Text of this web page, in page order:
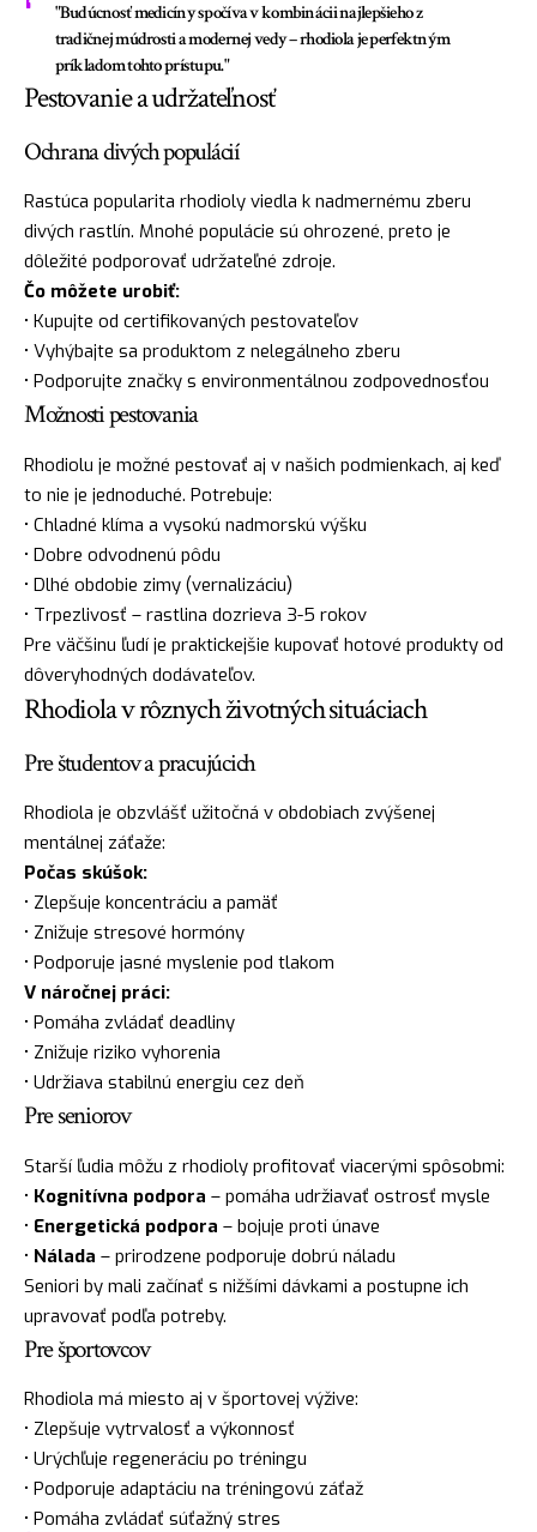
"Budúcnosť medicíny spočíva v kombinácii najlepšieho z
tradičnej múdrosti a modernej vedy – rhodiola je perfektným
príkladom tohto prístupu."
Pestovanie a udržateľnosť
Ochrana divých populácií
Rastúca popularita rhodioly viedla k nadmernému zberu
divých rastlín. Mnohé populácie sú ohrozené, preto je
dôležité podporovať udržateľné zdroje.
Čo môžete urobiť:
• Kupujte od certifikovaných pestovateľov
• Vyhýbajte sa produktom z nelegálneho zberu
• Podporujte značky s environmentálnou zodpovednosťou
Možnosti pestovania
Rhodiolu je možné pestovať aj v našich podmienkach, aj keď
to nie je jednoduché. Potrebuje:
• Chladné klíma a vysokú nadmorskú výšku
• Dobre odvodnenú pôdu
• Dlhé obdobie zimy (vernalizáciu)
• Trpezlivosť – rastlina dozrieva 3-5 rokov
Pre väčšinu ľudí je praktickejšie kupovať hotové produkty od
dôveryhodných dodávateľov.
Rhodiola v rôznych životných situáciach
Pre študentov a pracujúcich
Rhodiola je obzvlášť užitočná v obdobiach zvýšenej
mentálnej záťaže:
Počas skúšok:
• Zlepšuje koncentráciu a pamäť
• Znižuje stresové hormóny
• Podporuje jasné myslenie pod tlakom
V náročnej práci:
• Pomáha zvládať deadliny
• Znižuje riziko vyhorenia
• Udržiava stabilnú energiu cez deň
Pre seniorov
Starší ľudia môžu z rhodioly profitovať viacerými spôsobmi:
• Kognitívna podpora – pomáha udržiavať ostrosť mysle
• Energetická podpora – bojuje proti únave
• Nálada – prirodzene podporuje dobrú náladu
Seniori by mali začínať s nižšími dávkami a postupne ich
upravovať podľa potreby.
Pre športovcov
Rhodiola má miesto aj v športovej výžive:
• Zlepšuje vytrvalosť a výkonnosť
• Urýchľuje regeneráciu po tréningu
• Podporuje adaptáciu na tréningovú záťaž
• Pomáha zvládať súťažný stres